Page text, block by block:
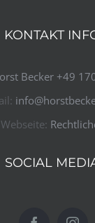
KONTAKT
Becker ​+49
Webseite:
SOCIAL